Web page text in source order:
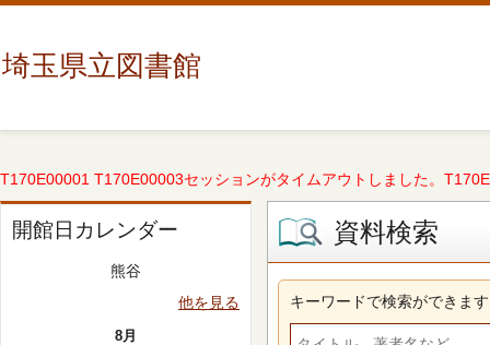
埼玉県立図書館
T170E00001 T170E00003セッションがタイムアウトしました。
開館日カレンダー
熊谷
他を見る
8月
資料検索
キーワードで検索ができます